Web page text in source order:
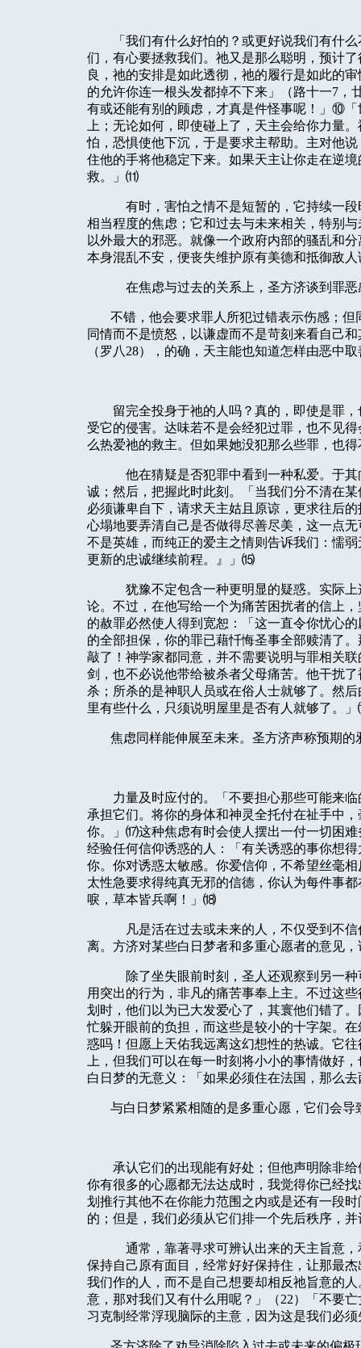
「我们有什么好怕的？或更好说我们有什
们，有心要拯救我们。祂又是那么聪明，预计
良，祂的安排是如此透彻，祂的履行是如此的
的允许你连一根头发都掉不下来」（路十一7 ，
有或还能有别的顾虑，才真是件怪事呢！」⑩
上；无论如何，即使碰上了，天主会给你力量
怕，恐惧使他下沉，于是要求主帮助。主对他
住他的手将他稳定下来。如果天主让你走在逆
救。」⑾
有时，害怕之情不是短暂的，它持续一
相当程度的焦虑；它和过去与未来相关，特别
以外最大的邪恶。就像一个政府内部的骚乱和
本身混乱不安，便丧失维护原有美德和抵御敌
在焦虑与过去的关系上，圣方济谈到罪
不错，他会要求罪人所犯过错表示伤感；
同情而不是愤怒，以谦虚而不是苛刻来看自己
（罗八 28），的确，天主能也知道怎样由恶中
留完全投身于祂的人吗？真的，即使是罪
受它的侵害。达味若不是会经犯过罪，也不见
么热爱祂的救主。但如果她没犯那么些罪，也
他在猜疑是否犯罪中看到一种私爱。于
诚；然后，把握此时此刻。「当我们分不清在
必须谦卑自下，请求天主姑且原谅，更求往后
心塌地要弄清自己是否做得尽善尽美，这一点
不是英雄，而纯正的爱主之情则告诉我们：懦
更新的忠诚继续前程。』」⒂
犹豫不定包含一种更明显的疑惑。实际
论。不过，在他写给一个为痛苦困扰者的信上
的赦罪必然使人得到宽恕：「这一直令你忧心
的全部担保，你的罪已藉忏悔圣事全部赎清了
敲了！神学家都同意，并不需要说明与罪相关
剑，也不必说他带给被杀者父母痛苦。他干扰
杀；所杀的是神职人员或在俗人士就够了。然
里有些什么，只须说明屋里是否有人就够了。
焦虑同样能伸展至未来。圣方济声称预期
力量及时应付的。「不要担心那些可能来
承担它们。将你的身体和神灵全托付在祉手中
你。」⒄这种焦虑有时会使人摆出一付一切困
经验任何信仰诱惑的人：「有关诱惑的事你想
你。你对诱惑太敏感。你爱信仰，不希望丝毫
太性急要求得纯真无邪的信德，你认为每件事
唳，草本皆兵啊！」⒅
凡是活在过去或未来的人，不仅受到不
离。方济对某些白日梦者和多重心愿者的意见
除了坐失眼前时刻，圣人还观察到另一
用突出的行为，非凡的痛苦事奉上主。不过这
划时，他们以为已大发爱心了，其寰他们错了
忙躲开眼前的负担，而这些是较小的十字架。
惑吗！但愿上天佑我远离这幻想性的热诚。它
上，但我们可以在每一时刻将小小的事情做好
白日梦的无意义：「如果必须住在法国，那么
与白日梦紧紧相随的是多重心愿，它们会
承认它们的出现能有好处；但他声明除非
你有很多的心愿都无法达成时，我觉得你已经
划推行其他不在你能力范围之内或是还有一段
的；但是，我们必须从它们排一个先后秩序，
通常，靠著寻求可辨认出来的天主旨意
保持自己原有面目，经常好好保持住，让那最
我们作的人，而不是自己想要却相反祂旨意的
意，那对我们又有什么用呢？」（22）「不要
习克制经常浮现脑际的主意，因为这是我们必